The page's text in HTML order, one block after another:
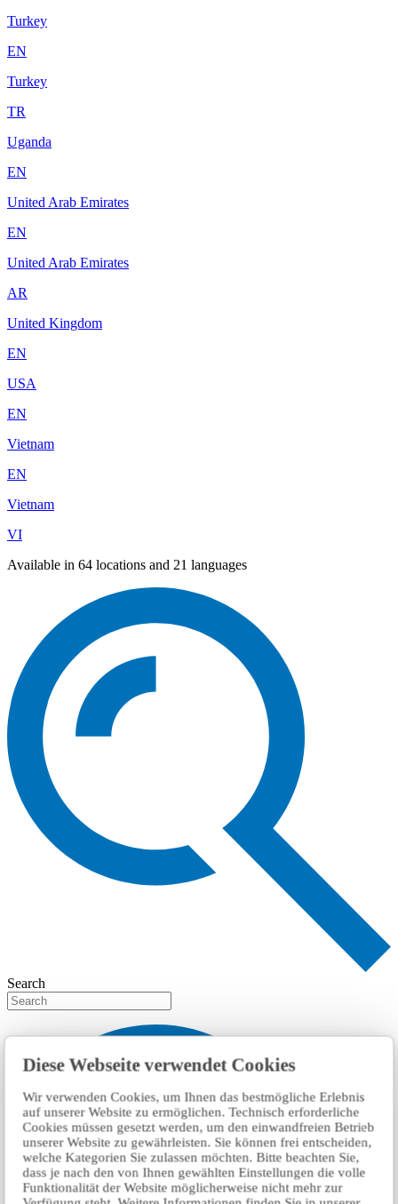
Diese Webseite verwendet Cookies
Wir verwenden Cookies, um Ihnen das bestmögliche Erlebnis
auf unserer Website zu ermöglichen. Technisch erforderliche
Cookies müssen gesetzt werden, um den einwandfreien Betrieb
unserer Website zu gewährleisten. Sie können frei entscheiden,
welche Kategorien Sie zulassen möchten. Bitte beachten Sie,
dass je nach den von Ihnen gewählten Einstellungen die volle
Funktionalität der Website möglicherweise nicht mehr zur
Turkey
EN
Turkey
TR
Uganda
EN
United Arab Emirates
EN
United Arab Emirates
AR
United Kingdom
EN
USA
EN
Vietnam
EN
Vietnam
VI
Available in 64 locations and 21 languages
Search